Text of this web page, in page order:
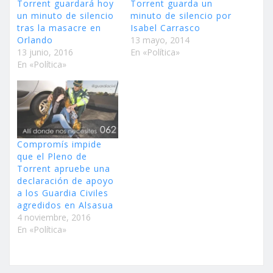
Torrent guardará hoy
un minuto de silencio
tras la masacre en
Orlando
13 junio, 2016
En «Política»
Torrent guarda un
minuto de silencio por
Isabel Carrasco
13 mayo, 2014
En «Política»
Compromís impide
que el Pleno de
Torrent apruebe una
declaración de apoyo
a los Guardia Civiles
agredidos en Alsasua
4 noviembre, 2016
En «Política»